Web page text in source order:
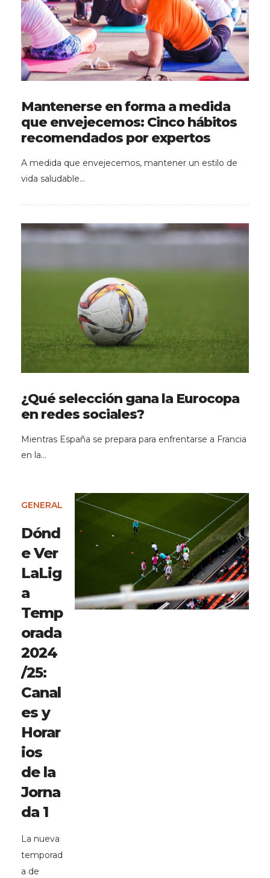
Mantenerse en forma a medida
que envejecemos: Cinco hábitos
recomendados por expertos
A medida que envejecemos, mantener un estilo de
vida saludable…
¿Qué selección gana la Eurocopa
en redes sociales?
Mientras España se prepara para enfrentarse a Francia
en la…
GENERAL
Dónd
e Ver
LaLig
a
Temp
orada
2024
/25:
Canal
es y
Horar
ios
de la
Jorna
da 1
La nueva
temporad
a de